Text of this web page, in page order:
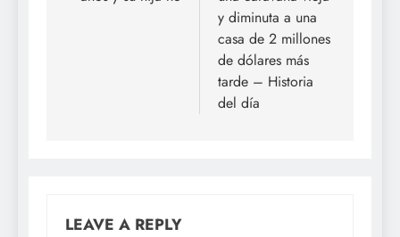
y diminuta a una
casa de 2 millones
de dólares más
tarde – Historia
del día
LEAVE A REPLY